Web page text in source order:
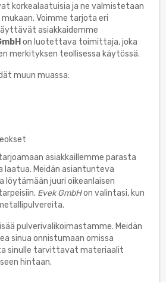
korkealaatuisia ja ne valmistetaan
Voimme tarjota eri
asiakkaidemme
on luotettava toimittaja, joka
merkityksen teollisessa käytössä.
muun muassa:
asiakkaillemme parasta
laatua. Meidän asiantunteva
löytämään juuri oikeanlaisen
Evek GmbHon valintasi, kun
pulverivalikoimastamme. Meidän
sinua onnistumaan omissa
sinulle tarvittavat materiaalit
hintaan.